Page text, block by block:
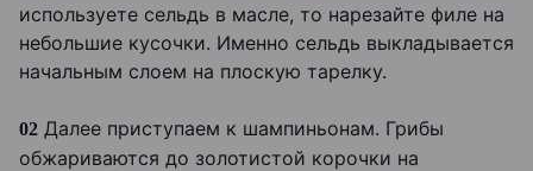
используете сельдь в масле, то нарезайте филе на
небольшие кусочки. Именно сельдь выкладывается
начальным слоем на плоскую тарелку.
02 Далее приступаем к шампиньонам. Грибы
обжариваются до золотистой корочки на